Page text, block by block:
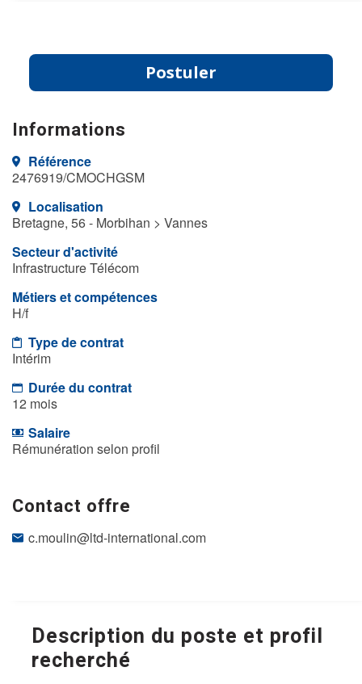
Postuler
Informations
Référence
2476919/CMOCHGSM
Localisation
Bretagne, 56 - Morbihan > Vannes
Secteur d'activité
Infrastructure Télécom
Métiers et compétences
H/f
Type de contrat
Intérim
Durée du contrat
12 mois
Salaire
Rémunération selon profil
Contact offre
c.moulin@ltd-international.com
Description du poste et profil
recherché